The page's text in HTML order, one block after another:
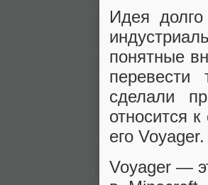
Идея
понятные
сделали
относится
его Voyager.
Voyager —